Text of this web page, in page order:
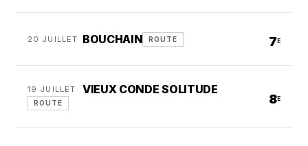
20 JUILLET BOUCHAIN ROUTE 7 E
19 JUILLET VIEUX CONDE SOLITUDE
ROUTE 8E